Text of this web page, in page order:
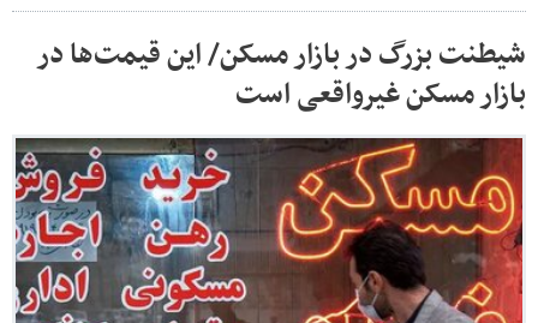
شیطنت بزرگ در بازار مسکن/ این قیمت‌ها در
بازار مسکن غیرواقعی است